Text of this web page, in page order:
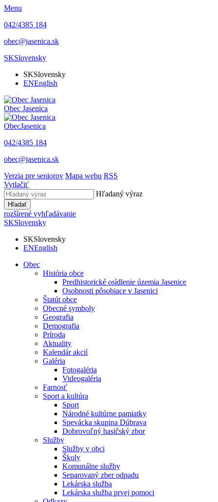
Menu
042/4385 184
obec@jasenica.sk
SKSlovensky
SKSlovensky
ENEnglish
Obec Jasenica
ObecJasenica
042/4385 184
obec@jasenica.sk
Verzia pre seniorov Mapa webu RSS
Vytlačiť
Hľadaný výraz
Hľadať
rozšírené vyhľadávanie
SKSlovensky
SKSlovensky
ENEnglish
Obec
História obce
Predhistorické osídlenie územia Jasenice
Osobnosti pôsobiace v Jasenici
Štatút obce
Obecné symboly
Geografia
Demografia
Príroda
Aktuality
Kalendár akcií
Galéria
Fotogaléria
Videogaléria
Farnosť
Sport a kultúra
Sport
Národné kultúrne pamiatky
Spevácka skupina Dúbrava
Dobrovoľný hasičský zbor
Služby
Služby v obci
Školy
Komunálne služby
Separovaný zber odpadu
Lekárska služba
Lekárska služba prvej pomoci